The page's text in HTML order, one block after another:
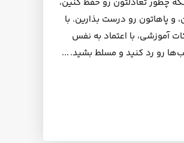
و پاهاتون رو درست بذارین. با
آموزشی، با اعتماد به نفس
رو رد کنید و مسلط بشید.